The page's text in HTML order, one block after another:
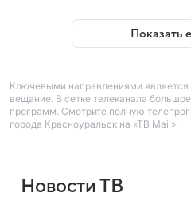
Показать
Ключевыми направлениями
вещание. В сетке телеканала
программ. Смотрите полную
города Красноуральск на «ТВ Mail».
Новости ТВ